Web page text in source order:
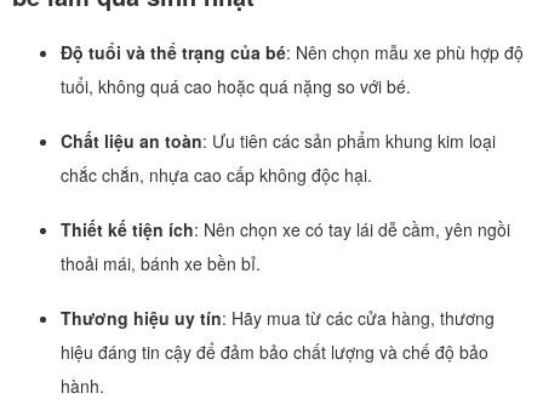
Độ tuổi và thể trạng của bé: Nên chọn mẫu xe phù hợp độ
tuổi, không quá cao hoặc quá nặng so với bé.
Chất liệu an toàn: Ưu tiên các sản phẩm khung kim loại
chắc chắn, nhựa cao cấp không độc hại.
Thiết kế tiện ích: Nên chọn xe có tay lái dễ cầm, yên ngồi
thoải mái, bánh xe bền bỉ.
Thương hiệu uy tín: Hãy mua từ các cửa hàng, thương
hiệu đáng tin cậy để đảm bảo chất lượng và chế độ bảo
hành.